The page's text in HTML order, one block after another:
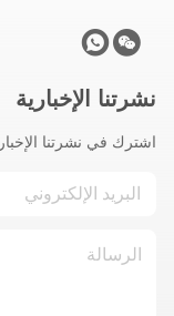
نشرتنا الإخبارية
اشترك في نشرتنا